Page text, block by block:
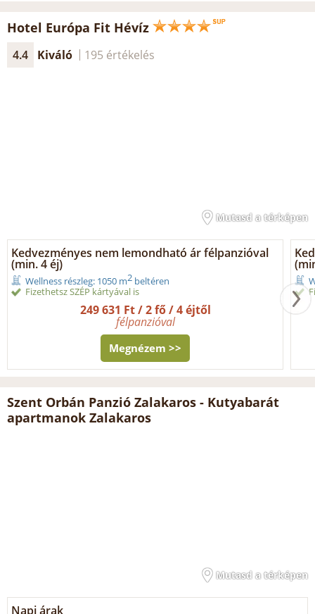
Hotel Európa Fit Hévíz
4.4 Kiváló 195 értékelés
Mutasd a térképen
Kedvezményes nem lemondható ár félpanzióval
(min. 4 éj)
Wellness részleg: 1050 m2 beltéren
Fizethetsz SZÉP kártyával is
249 631 Ft / 2 fő / 4 éjtől
félpanzióval
Megnézem >>
Szent Orbán Panzió Zalakaros - Kutyabarát
apartmanok Zalakaros
Mutasd a térképen
Napi árak